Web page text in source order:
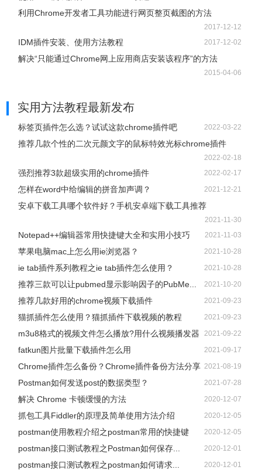
利用Chrome开发者工具功能进行网页整页截图的方法
2017-12-12
IDM插件安装、使用方法教程 2017-12-02
解决“只能通过Chrome网上应用商店安装该程序”的方法
2015-04-06
实用方法教程最新发布
标签页插件怎么选？试试这款chrome插件吧 2022-03-22
推荐几款个性的二次元颜文字的鼠标特效光标chrome插件
2022-02-18
强烈推荐3款超级实用的chrome插件 2022-02-17
怎样在word中给编辑的拼音加声调？ 2021-12-21
安卓下载工具哪个软件好？手机安卓端下载工具推荐
2021-11-30
Notepad++编辑器常用快捷键大全和实用小技巧 2021-11-03
苹果电脑mac上怎么用ie浏览器？ 2021-10-28
ie tab插件系列教程之ie tab插件怎么使用？ 2021-10-28
推荐三款可以让pubmed显示影响因子的PubMe... 2021-10-20
推荐几款好用的chrome视频下载插件 2021-09-23
猫抓插件怎么使用？猫抓插件下载视频的教程 2021-09-23
m3u8格式的视频文件怎么播放?用什么视频播发器 2021-09-22
fatkun图片批量下载插件怎么用 2021-09-17
Chrome插件怎么备份？Chrome插件备份方法分享 2021-08-19
Postman如何发送post的数据类型？ 2021-07-28
解决 Chrome 卡顿缓慢的方法 2020-12-07
抓包工具Fiddler的原理及简单使用方法介绍 2020-12-05
postman使用教程介绍之postman常用的快捷键 2020-12-05
postman接口测试教程之Postman如何保存... 2020-12-01
postman接口测试教程之postman如何请求... 2020-12-01